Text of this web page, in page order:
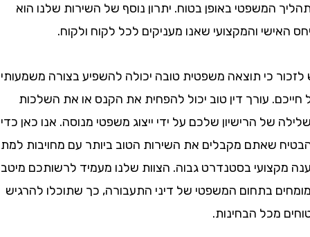
המשפטי באופן בטוח. יתרון נוסף של השירות שלנו הוא
והמקצועי שאנו מעניקים לכל לקוח ולקוח.
כי תוצאה משפטית טובה יכולה להשפיע בצורה משמעותית
עורך דין טוב יכול להפחית את הקנס או את השלכות
של הרישיון שלכם על ידי ייצוג משפטי מנוסה. אנו כאן כדי
שאתם מקבלים את השירות הטוב ביותר עם מחויבות למתן
בסטנדרט גבוה. הצוות שלנו מעמיד לרשותכם מיטב
בתחום המשפטי של דיני התעבורה, כך שתוכלו להרגיש
מכל הבחינות.